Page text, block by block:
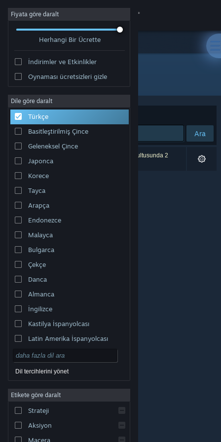
Giriş yap
Hakkında
Destek
Dili değiştir
Steam mobil uygulamasını yükle
Masaüstü internet sitesini görüntüle
markalar, ABD ve diğer ülkelerde ilgili sahiplerinin
Erişilebilirlik |
Çerezler
Fiyata göre daralt
Herhangi Bir Ücrette
İndirimler ve Etkinlikler
Oynaması ücretsizleri gizle
Dile göre daralt
Türkçe
Basitleştirilmiş Çince
Geleneksel Çince
Japonca
Korece
Tayca
Arapça
Endonezce
Malayca
Bulgarca
Çekçe
Danca
Almanca
İngilizce
Kastilya İspanyolcası
Latin Amerika İspanyolcası
Dil tercihlerini yönet
Etikete göre daralt
Strateji
Aksiyon
Macera
Geliştirici: Unbroken Studios
Sırala Uygunluk
Ara
0 sonuç aramanızla eşleşiyor. Tercihleriniz doğrultusunda 2
ürün dâhil edilmedi.